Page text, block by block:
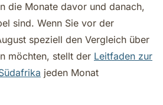
die Monate davor und danach,
sind. Wenn Sie vor der
speziell den Vergleich über
möchten, stellt der Leitfaden zur
jeden Monat